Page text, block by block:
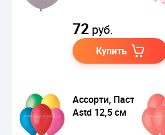
72 руб.
Купить
Ассорти, Пастель /
Astd 12,5 см